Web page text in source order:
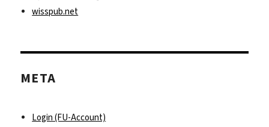
wisspub.net
META
Login (FU-Account)